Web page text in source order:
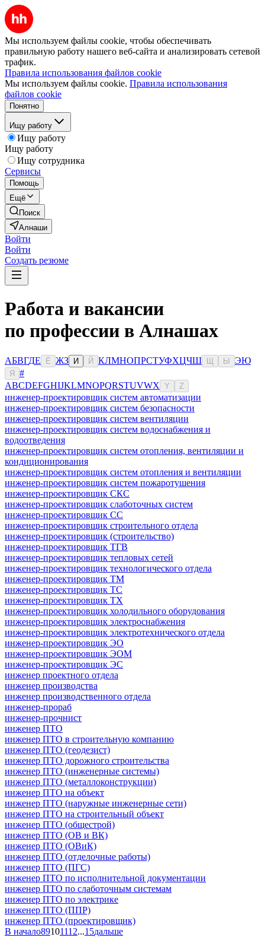
Мы используем файлы cookie, чтобы обеспечивать
правильную работу нашего веб-сайта и анализировать сетевой
трафик.
Правила использования файлов cookie
Мы используем файлы cookie. Правила использования
файлов cookie
Понятно
Ищу работу
Ищу работу
Ищу работу
Ищу сотрудника
Сервисы
Помощь
Ещё
Поиск
Алнаши
Войти
Войти
Создать резюме
Работа и вакансии
по профессии в Алнашах
АБВГДЕ Ё ЖЗ И Й КЛМНОПРСТУФХЦЧШ Ы ЭЮ
Я
#
ABCDEFGHIJKLMNOPQRSTUVWX Y Z
инженер-проектировщик систем автоматизации
инженер-проектировщик систем безопасности
инженер-проектировщик систем вентиляции
инженер-проектировщик систем водоснабжения и
водоотведения
инженер-проектировщик систем отопления, вентиляции и
кондиционирования
инженер-проектировщик систем отопления и вентиляции
инженер-проектировщик систем пожаротушения
инженер-проектировщик СКС
инженер-проектировщик слаботочных систем
инженер-проектировщик СС
инженер-проектировщик строительного отдела
инженер-проектировщик (строительство)
инженер-проектировщик ТГВ
инженер-проектировщик тепловых сетей
инженер-проектировщик технологического отдела
инженер-проектировщик ТМ
инженер-проектировщик ТС
инженер-проектировщик ТХ
инженер-проектировщик холодильного оборудования
инженер-проектировщик электроснабжения
инженер-проектировщик электротехнического отдела
инженер-проектировщик ЭО
инженер-проектировщик ЭОМ
инженер-проектировщик ЭС
инженер проектного отдела
инженер производства
инженер производственного отдела
инженер-прораб
инженер-прочнист
инженер ПТО
инженер ПТО в строительную компанию
инженер ПТО (геодезист)
инженер ПТО дорожного строительства
инженер ПТО (инженерные системы)
инженер ПТО (металлоконструкции)
инженер ПТО на объект
инженер ПТО (наружные инженерные сети)
инженер ПТО на строительный объект
инженер ПТО (общестрой)
инженер ПТО (ОВ и ВК)
инженер ПТО (ОВиК)
инженер ПТО (отделочные работы)
инженер ПТО (ПГС)
инженер ПТО по исполнительной документации
инженер ПТО по слаботочным системам
инженер ПТО по электрике
инженер ПТО (ППР)
инженер ПТО (проектировщик)
В начало89101112...15дальше